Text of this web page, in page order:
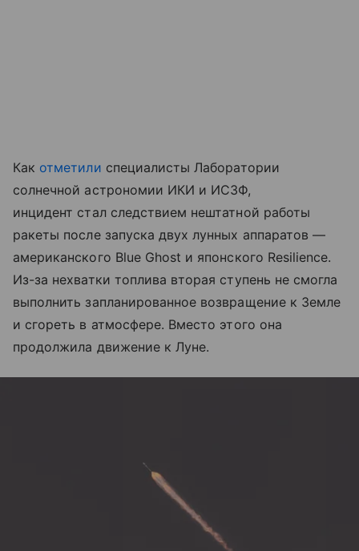
Как отметили специалисты Лаборатории
солнечной астрономии ИКИ и ИСЗФ,
инцидент стал следствием нештатной работы
ракеты после запуска двух лунных аппаратов —
американского Blue Ghost и японского Resilience.
Из-за нехватки топлива вторая ступень не смогла
выполнить запланированное возвращение к Земле
и сгореть в атмосфере. Вместо этого она
продолжила движение к Луне.